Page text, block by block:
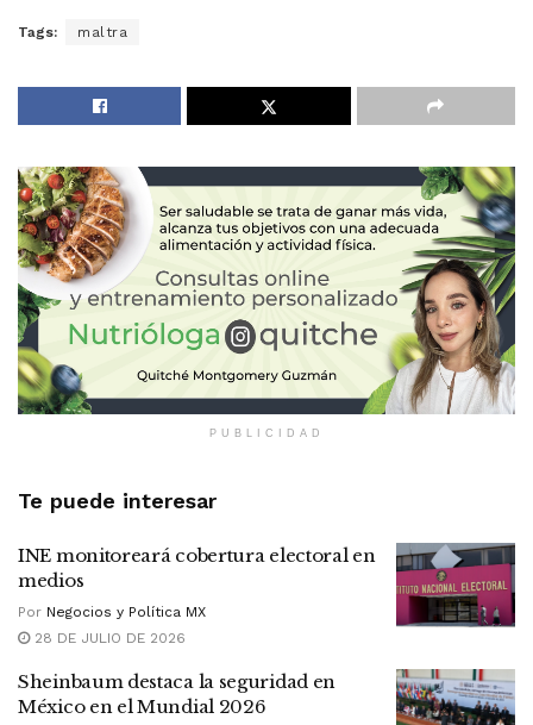
Tags: maltra
PUBLICIDAD
Te puede interesar
INE monitoreará cobertura electoral en
medios
Por Negocios y Política MX
28 DE JULIO DE 2026
Sheinbaum destaca la seguridad en
México en el Mundial 2026